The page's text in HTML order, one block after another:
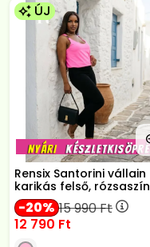
ÚJ
Rensix Santorini vállain
karikás felső, rózsaszín
20 15 990Ft
12 790 Ft